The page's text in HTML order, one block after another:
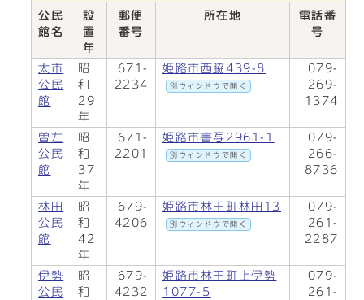
公民
館名
設
置
年
郵便
番号
所在地
電話番
号
太市
公民
館
昭
和
29
年
671-
2234
姫路市西脇439-8
別ウィンドウで開く
079-
269-
1374
曽左
公民
館
昭
和
37
年
671-
2201
姫路市書写2961-1
別ウィンドウで開く
079-
266-
8736
林田
公民
館
昭
和
42
年
679-
4206
姫路市林田町林田13
別ウィンドウで開く
079-
261-
2287
伊勢
公民
昭
和
679-
4232
姫路市林田町上伊勢
1077-5
079-
261-